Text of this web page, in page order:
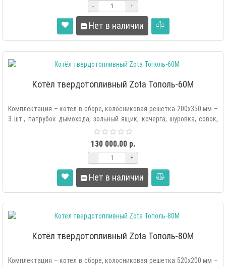
- +
Нет в наличии
Котёл твердотопливный Zota Тополь-60М
Комплектация – котел в сборе, колосниковая решетка 200х350 мм –
3 шт., патрубок дымохода, зольный ящик, кочерга, шуровка, совок,
130 000.00 р.
- +
Нет в наличии
Котёл твердотопливный Zota Тополь-80М
Комплектация – котел в сборе, колосниковая решетка 520х200 мм –